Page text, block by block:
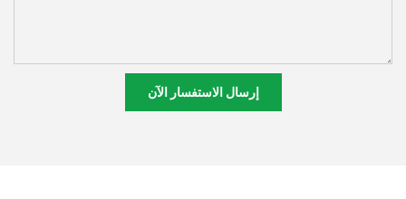
إرسال الاستفسار الآن